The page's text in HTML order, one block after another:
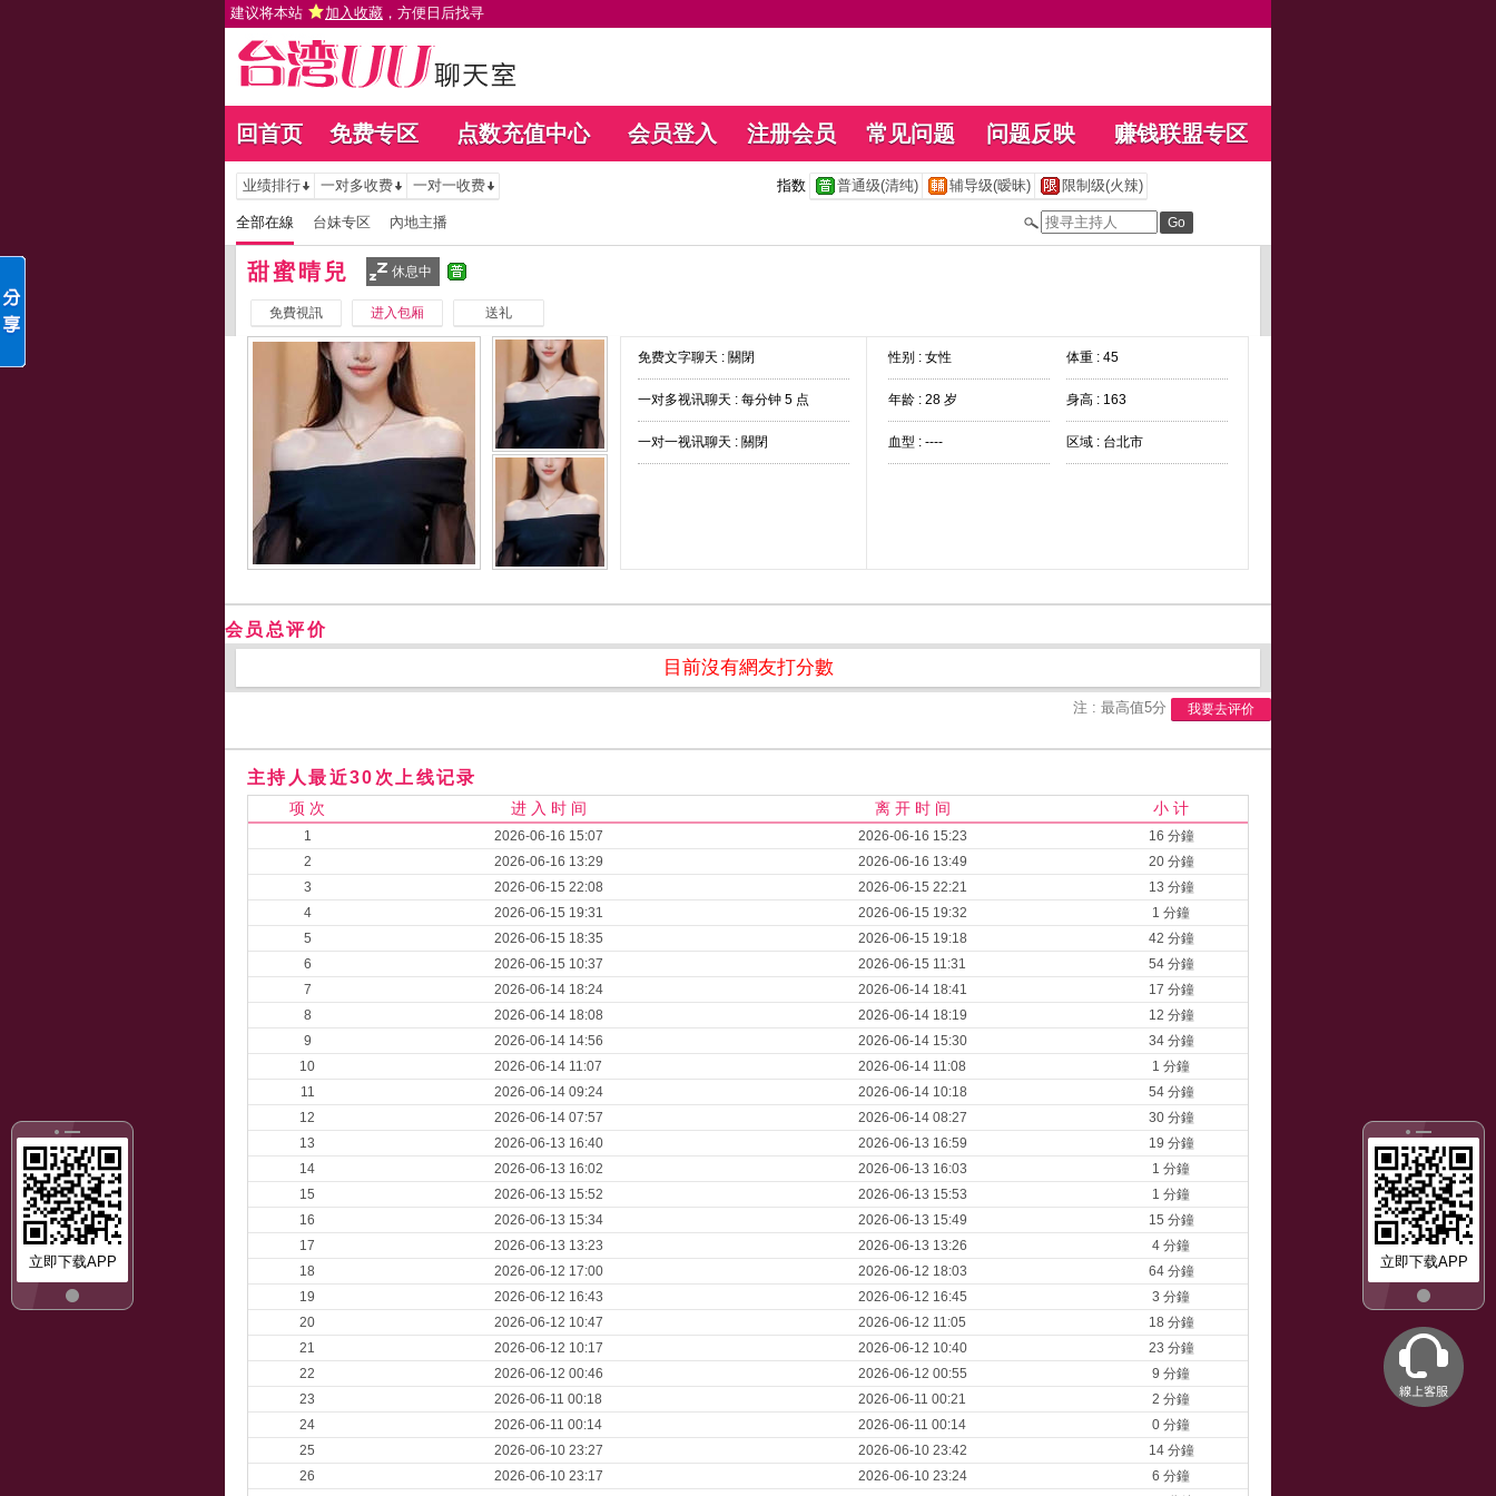
建议将本站 加入收藏 ，方便日后找寻
回首页 免费专区 点数充值中心 会员登入 注册会员 常见问题 问题反映 赚钱联盟专区
立即下载APP
立即下载APP
业绩排行 一对多收费 一对一收费 指数 普通级(清纯) 辅导级(暧昧) 限制级(火辣)
全部在線 台妹专区 內地主播
甜蜜晴兒 休息中
免費視訊 进入包厢 送礼
免费文字聊天 : 關閉
一对多视讯聊天 : 每分钟 5 点
一对一视讯聊天 : 關閉
性别 : 女性 体重 : 45
年龄 : 28 岁 身高 : 163
血型 : ---- 区域 : 台北市
会员总评价
目前沒有網友打分數
注 : 最高值5分 我要去评价
主持人最近30次上线记录
项 次 进 入 时 间 离 开 时 间 小 计
1 2026-06-16 15:07 2026-06-16 15:23
16 分鐘
2
2026-06-16 13:29 2026-06-16 13:49
20 分鐘
3
2026-06-15 22:08 2026-06-15 22:21
13 分鐘
4
2026-06-15 19:31 2026-06-15 19:32
1 分鐘
5
2026-06-15 18:35 2026-06-15 19:18
42 分鐘
6
2026-06-15 10:37 2026-06-15 11:31
54 分鐘
7
2026-06-14 18:24 2026-06-14 18:41
17 分鐘
8
2026-06-14 18:08 2026-06-14 18:19
12 分鐘
9
2026-06-14 14:56 2026-06-14 15:30
34 分鐘
10
2026-06-14 11:07 2026-06-14 11:08
1 分鐘
11
2026-06-14 09:24 2026-06-14 10:18
54 分鐘
12
2026-06-14 07:57 2026-06-14 08:27
30 分鐘
13
2026-06-13 16:40 2026-06-13 16:59
19 分鐘
14
2026-06-13 16:02 2026-06-13 16:03
1 分鐘
15
2026-06-13 15:52 2026-06-13 15:53
1 分鐘
16
2026-06-13 15:34 2026-06-13 15:49
15 分鐘
17
2026-06-13 13:23 2026-06-13 13:26
4 分鐘
18
2026-06-12 17:00 2026-06-12 18:03
64 分鐘
19
2026-06-12 16:43 2026-06-12 16:45
3 分鐘
20
2026-06-12 10:47 2026-06-12 11:05
18 分鐘
21
2026-06-12 10:17 2026-06-12 10:40
23 分鐘
22
2026-06-12 00:46 2026-06-12 00:55
9 分鐘
23
2026-06-11 00:18 2026-06-11 00:21
2 分鐘
24
2026-06-11 00:14 2026-06-11 00:14
0 分鐘
25
2026-06-10 23:27 2026-06-10 23:42
14 分鐘
26
2026-06-10 23:17 2026-06-10 23:24
6 分鐘